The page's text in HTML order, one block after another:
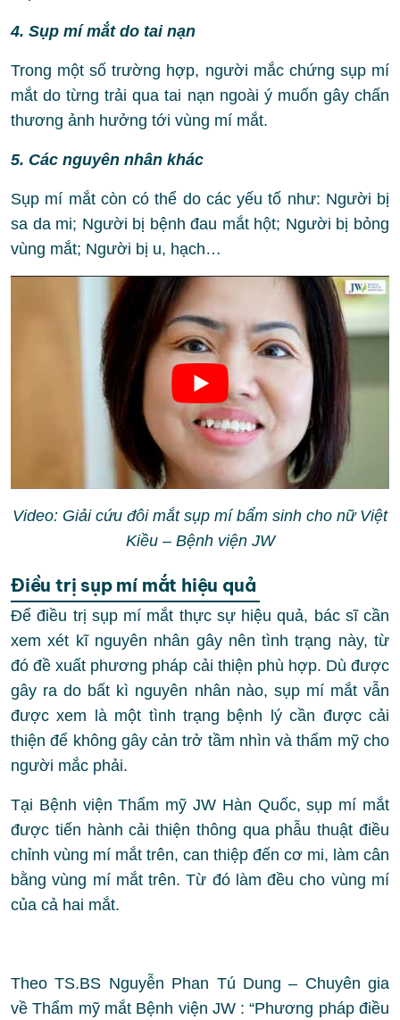
4. Sụp mí mắt do tai nạn
Trong một số trường hợp, người mắc chứng sụp mí
mắt do từng trải qua tai nạn ngoài ý muốn gây chấn
thương ảnh hưởng tới vùng mí mắt.
5. Các nguyên nhân khác
Sụp mí mắt còn có thể do các yếu tố như: Người bị
sa da mi; Người bị bệnh đau mắt hột; Người bị bỏng
vùng mắt; Người bị u, hạch…
Video: Giải cứu đôi mắt sụp mí bẩm sinh cho nữ Việt
Kiều – Bệnh viện JW
Điều trị sụp mí mắt hiệu quả
Để điều trị sụp mí mắt thực sự hiệu quả, bác sĩ cần
xem xét kĩ nguyên nhân gây nên tình trạng này, từ
đó đề xuất phương pháp cải thiện phù hợp. Dù được
gây ra do bất kì nguyên nhân nào, sụp mí mắt vẫn
được xem là một tình trạng bệnh lý cần được cải
thiện để không gây cản trở tầm nhìn và thẩm mỹ cho
người mắc phải.
Tại Bệnh viện Thẩm mỹ JW Hàn Quốc, sụp mí mắt
được tiến hành cải thiện thông qua phẫu thuật điều
chỉnh vùng mí mắt trên, can thiệp đến cơ mi, làm cân
bằng vùng mí mắt trên. Từ đó làm đều cho vùng mí
của cả hai mắt.
Theo TS.BS Nguyễn Phan Tú Dung – Chuyên gia
về Thẩm mỹ mắt Bệnh viện JW : “Phương pháp điều